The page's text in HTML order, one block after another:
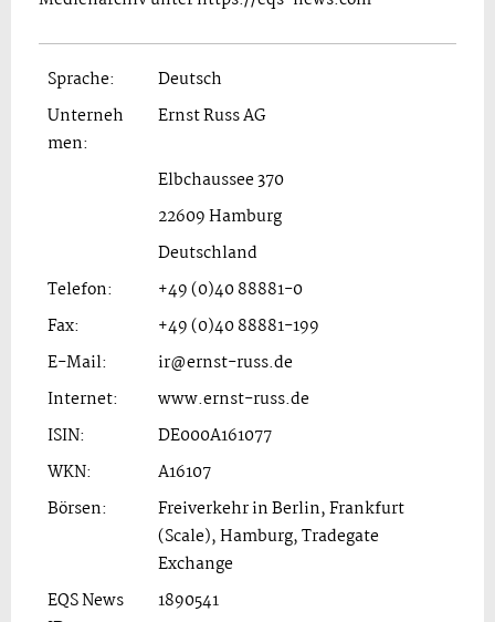
Sprache:
Deutsch
Unterneh
men:
Ernst Russ AG
Elbchaussee 370
22609 Hamburg
Deutschland
Telefon:
+49 (0)40 88881-0
Fax:
+49 (0)40 88881-199
E-Mail:
ir@ernst-russ.de
Internet:
www.ernst-russ.de
ISIN:
DE000A161077
WKN:
A16107
Börsen:
Freiverkehr in Berlin, Frankfurt
(Scale), Hamburg, Tradegate
Exchange
EQS News
1890541